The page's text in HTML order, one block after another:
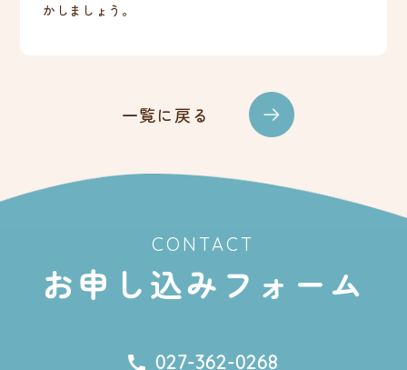
かしましょう。
一覧に戻る
CONTACT
お申し込みフォーム
027-362-0268